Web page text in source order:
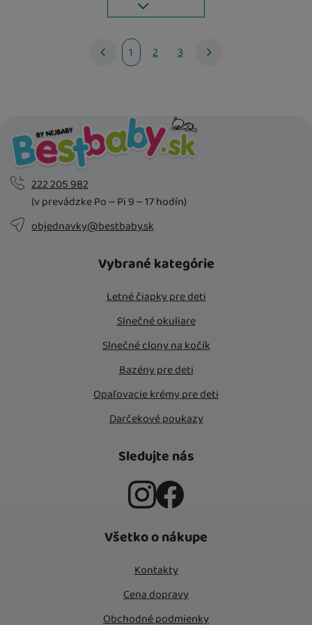
1 2 3 nasledujúci
222 205 982
(v prevádzke Po – Pi 9 – 17 hodín)
objednavky@bestbaby.sk
Vybrané kategórie
Letné čiapky pre deti
Slnečné okuliare
Slnečné clony na kočík
Bazény pre deti
Opaľovacie krémy pre deti
Darčekové poukazy
Sledujte nás
Všetko o nákupe
Kontakty
Cena dopravy
Obchodné podmienky